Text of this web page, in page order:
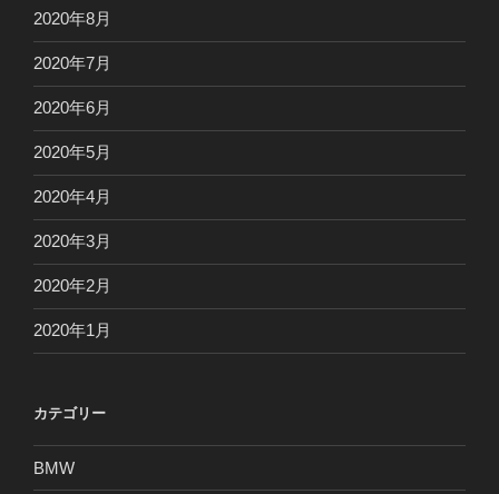
2020年8月
2020年7月
2020年6月
2020年5月
2020年4月
2020年3月
2020年2月
2020年1月
カテゴリー
BMW